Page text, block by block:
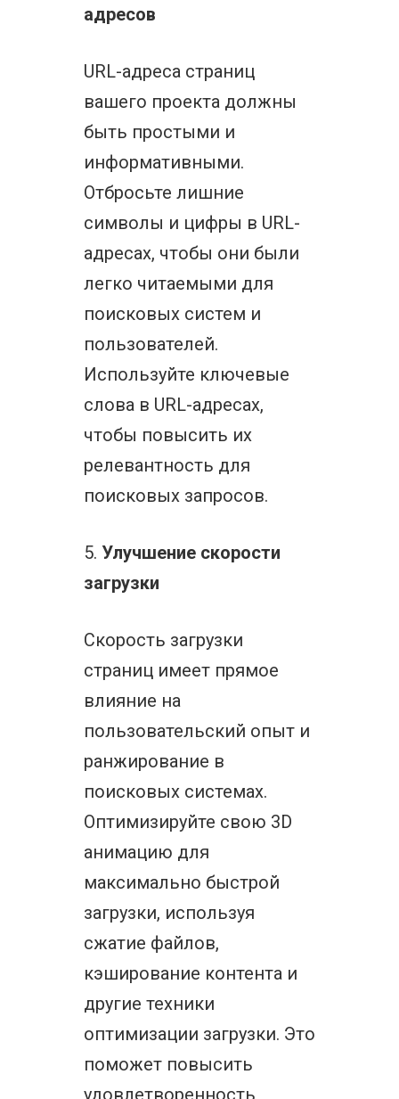
адресов
URL-адреса страниц
вашего проекта должны
быть простыми и
информативными.
Отбросьте лишние
символы и цифры в URL-
адресах, чтобы они были
легко читаемыми для
поисковых систем и
пользователей.
Используйте ключевые
слова в URL-адресах,
чтобы повысить их
релевантность для
поисковых запросов.
5. Улучшение скорости
загрузки
Скорость загрузки
страниц имеет прямое
влияние на
пользовательский опыт и
ранжирование в
поисковых системах.
Оптимизируйте свою 3D
анимацию для
максимально быстрой
загрузки, используя
сжатие файлов,
кэширование контента и
другие техники
оптимизации загрузки. Это
поможет повысить
удовлетворенность